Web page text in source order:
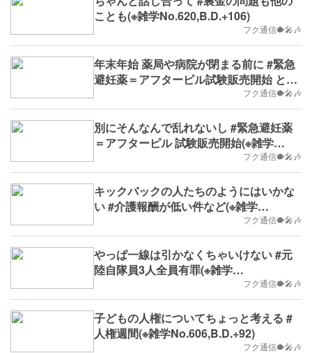
ことも(※雑学No.620,B.D.+106)
フク通信🐡🎤🎶
年末年始 薬局や病院が閉まる前に #緊急
避妊薬＝アフターピル試験販売開始 とは
フク通信🐡🎤🎶
別にそんなんで乱れないし #緊急避妊薬
＝アフターピル 試験販売開始(※雑学
No.618,2023/12/18(月)～,B.D.+104)フク通信🐡🎤🎶
キックバックの人たちのようにはいかな
い #介護報酬が低い件など(※雑学
フク通信🐡🎤🎶
やっぱ一線は引かなくちゃいけない #元
陸自隊員3人全員有罪(※雑学
フク通信🐡🎤🎶
子どもの人権についてちょっと考える #
人権週間(※雑学No.606,B.D.+92)
フク通信🐡🎤🎶